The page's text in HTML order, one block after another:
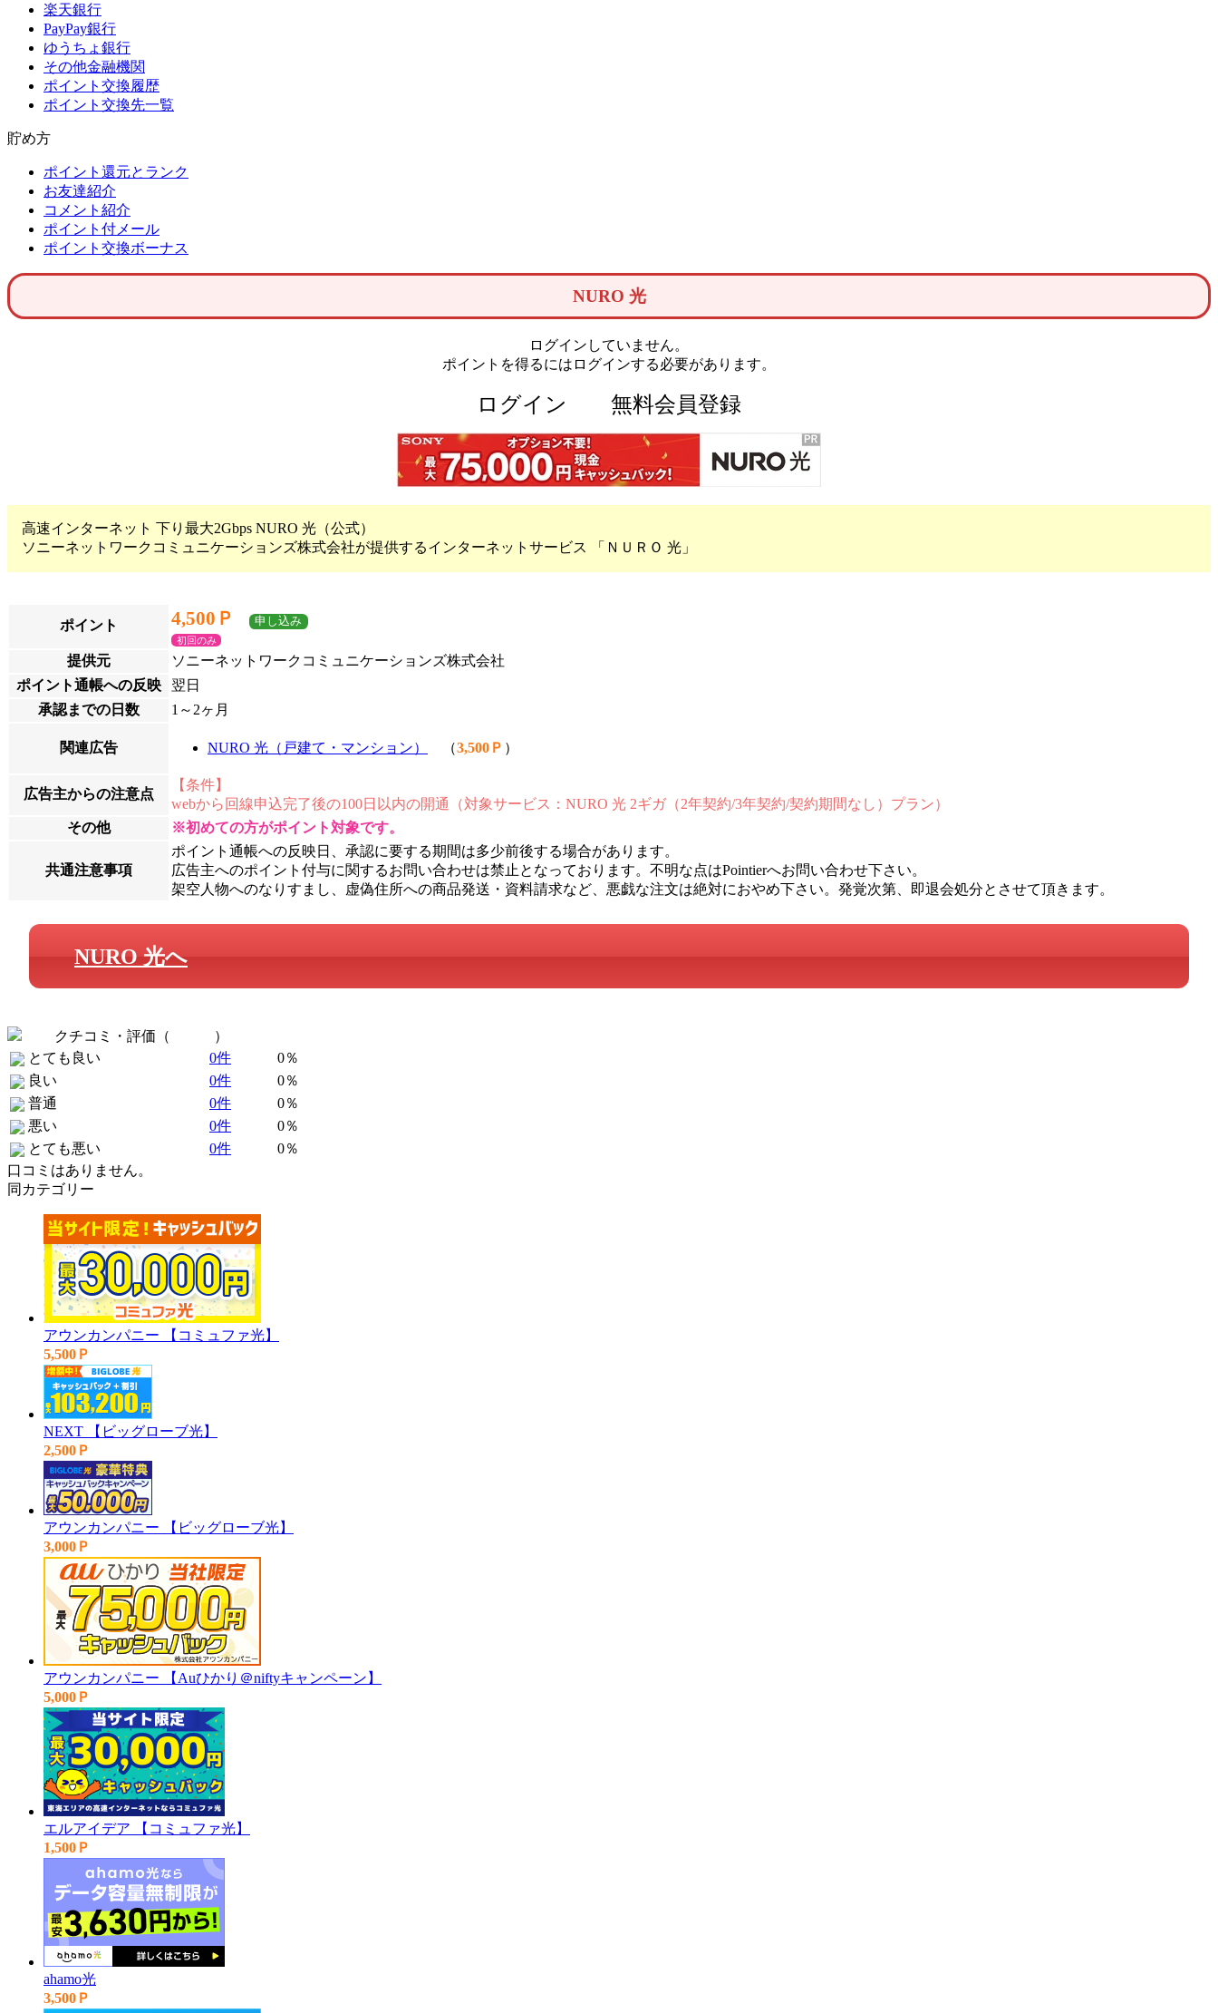
楽天銀行
PayPay銀行
ゆうちょ銀行
その他金融機関
ポイント交換履歴
ポイント交換先一覧
貯め方
ポイント還元とランク
お友達紹介
コメント紹介
ポイント付メール
ポイント交換ボーナス
NURO 光
ログインしていません。
ポイントを得るにはログインする必要があります。
ログイン 無料会員登録
高速インターネット 下り最大2Gbps NURO 光（公式）
ソニーネットワークコミュニケーションズ株式会社が提供するインターネットサービス 「ＮＵＲＯ 光」
ポイント 4,500Ｐ 申し込み
初回のみ
提供元
ソニーネットワークコミュニケーションズ株式会社
ポイント通帳への反映
翌日
承認までの日数
1～2ヶ月
関連広告 NURO 光（戸建て・マンション） （3,500Ｐ ）
広告主からの注意点
【条件】
webから回線申込完了後の100日以内の開通（対象サービス：NURO 光 2ギガ（2年契約/3年契約/契約期間なし）プラン）
その他
※初めての方がポイント対象です。
共通注意事項
ポイント通帳への反映日、承認に要する期間は多少前後する場合があります。
広告主へのポイント付与に関するお問い合わせは禁止となっております。不明な点はPointierへお問い合わせ下さい。
架空人物へのなりすまし、虚偽住所への商品発送・資料請求など、悪戯な注文は絶対におやめ下さい。発覚次第、即退会処分とさせて頂きます。
NURO 光へ
クチコミ・評価（
）
とても良い
0件
0％
良い
0件
0％
普通
0件
0％
悪い
0件
0％
とても悪い
0件
0％
口コミはありません。
同カテゴリー
アウンカンパニー 【コミュファ光】
5,500Ｐ
NEXT 【ビッグローブ光】
2,500Ｐ
アウンカンパニー 【ビッグローブ光】
3,000Ｐ
アウンカンパニー 【Auひかり＠niftyキャンペーン】
5,000Ｐ
エルアイデア 【コミュファ光】
1,500Ｐ
ahamo光
3,500Ｐ